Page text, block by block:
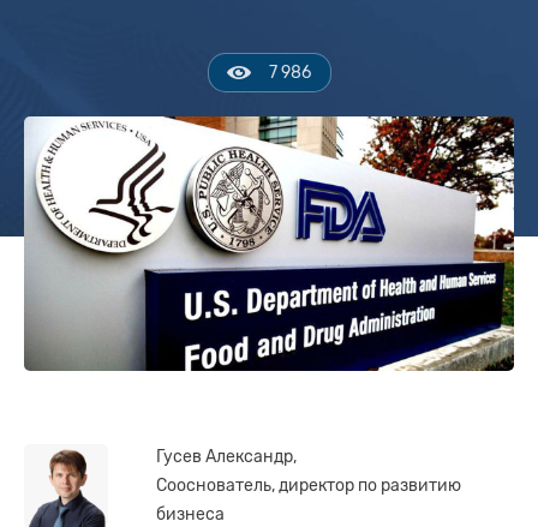
7 986
Гусев Александр,
Сооснователь, директор по развитию
бизнеса